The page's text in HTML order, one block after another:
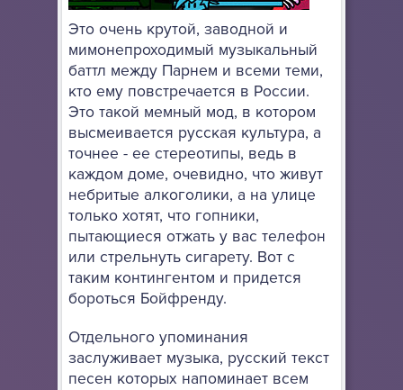
Это очень крутой, заводной и
мимонепроходимый музыкальный
баттл между Парнем и всеми теми,
кто ему повстречается в России.
Это такой мемный мод, в котором
высмеивается русская культура, а
точнее - ее стереотипы, ведь в
каждом доме, очевидно, что живут
небритые алкоголики, а на улице
только хотят, что гопники,
пытающиеся отжать у вас телефон
или стрельнуть сигарету. Вот с
таким контингентом и придется
бороться Бойфренду.
Отдельного упоминания
заслуживает музыка, русский текст
песен которых напоминает всем